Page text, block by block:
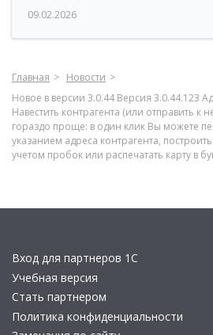
09.02.2026
Главная
Новости
Новое в версии 3.0.44 Версия 3.0.44.123
Навестить контрагента (или отправить к
гораздо проще: в один клик Вы можете
указанием адреса контрагента,
учетом пробок или распечатать карту в
Вход для партнеров 1С
Учебная версия
Стать партнером
Политика конфиденциальности